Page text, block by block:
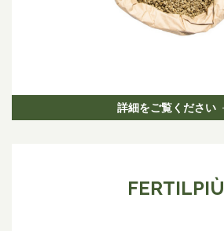
詳細をご覧ください
FERTILPIÙ